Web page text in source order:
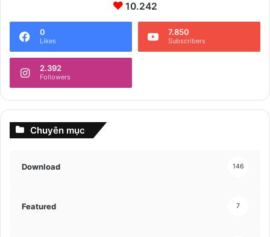
10.242
0
Likes
7.850
Subscribers
2.392
Followers
Chuyên mục
Download 146
Featured 7